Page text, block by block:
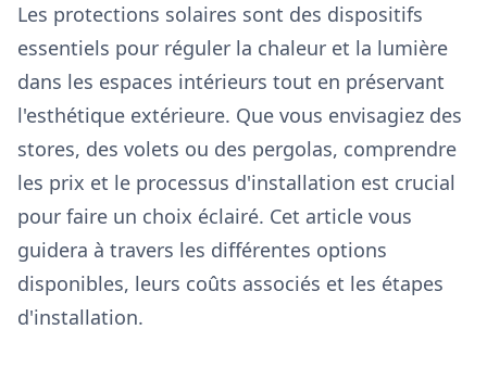
Les protections solaires sont des dispositifs
essentiels pour réguler la chaleur et la lumière
dans les espaces intérieurs tout en préservant
l'esthétique extérieure. Que vous envisagiez des
stores, des volets ou des pergolas, comprendre
les prix et le processus d'installation est crucial
pour faire un choix éclairé. Cet article vous
guidera à travers les différentes options
disponibles, leurs coûts associés et les étapes
d'installation.